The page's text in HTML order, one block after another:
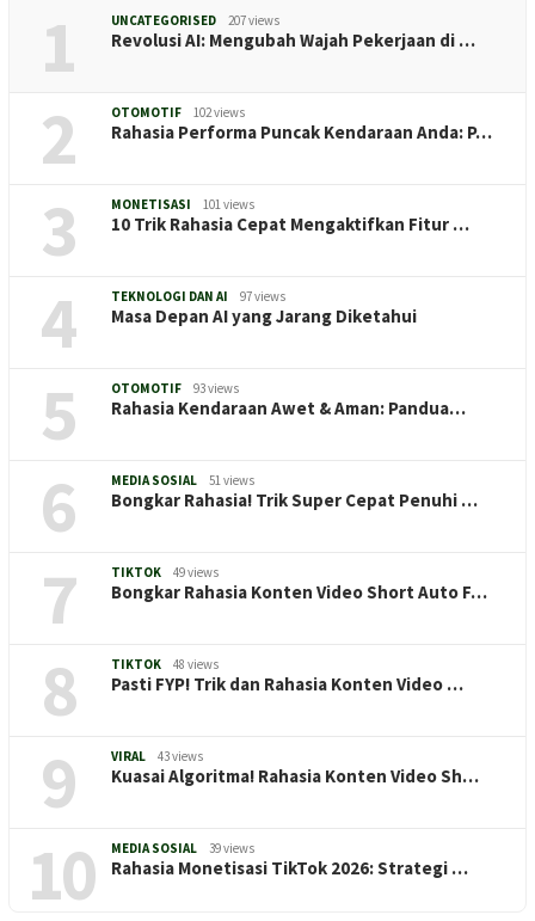
1 UNCATEGORISED 207 views
Revolusi AI: Mengubah Wajah Pekerjaan di …
2 OTOMOTIF 102 views
Rahasia Performa Puncak Kendaraan Anda: P…
3 MONETISASI 101 views
10 Trik Rahasia Cepat Mengaktifkan Fitur …
4 TEKNOLOGI DAN AI 97 views
Masa Depan AI yang Jarang Diketahui
5 OTOMOTIF 93 views
Rahasia Kendaraan Awet & Aman: Pandua…
6 MEDIA SOSIAL 51 views
Bongkar Rahasia! Trik Super Cepat Penuhi …
7 TIKTOK 49 views
Bongkar Rahasia Konten Video Short Auto F…
8 TIKTOK 48 views
Pasti FYP! Trik dan Rahasia Konten Video …
9 VIRAL 43 views
Kuasai Algoritma! Rahasia Konten Video Sh…
10 MEDIA SOSIAL 39 views
Rahasia Monetisasi TikTok 2026: Strategi …